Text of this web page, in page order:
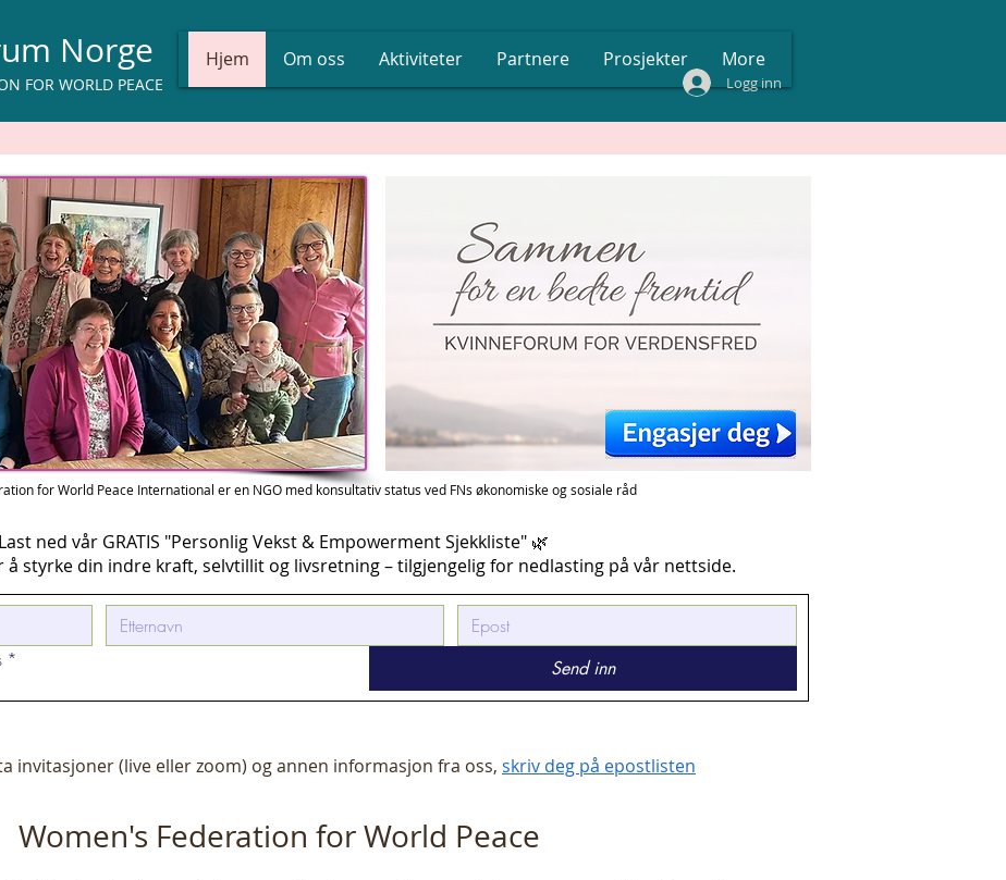
Norge
FOR WORLD PEACE
Hjem Om oss Aktiviteter Partnere Prosjekter More
Logg inn
for World Peace International er en NGO med konsultativ status ved FNs økonomiske og sosiale råd
Last ned vår GRATIS "Personlig Vekst & Empowerment Sjekkliste" 🌿
å styrke din indre kraft, selvtillit og livsretning – tilgjengelig for nedlasting på vår nettside.
* Send inn
invitasjoner (live eller zoom) og annen informasjon fra oss, skriv deg på epostlisten
Women's Federation for World Peace